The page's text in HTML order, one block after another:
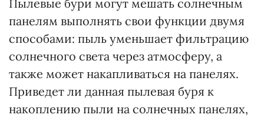
Пылевые бури могут мешать солнечным
панелям выполнять свои функции двумя
способами: пыль уменьшает фильтрацию
солнечного света через атмосферу, а
также может накапливаться на панелях.
Приведет ли данная пылевая буря к
накоплению пыли на солнечных панелях,